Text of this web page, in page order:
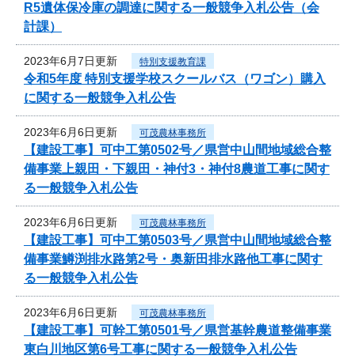
R5遺体保冷庫の調達に関する一般競争入札公告（会
計課）
2023年6月7日更新 特別支援教育課
令和5年度 特別支援学校スクールバス（ワゴン）購入
に関する一般競争入札公告
2023年6月6日更新 可茂農林事務所
【建設工事】可中工第0502号／県営中山間地域総合整
備事業上親田・下親田・神付3・神付8農道工事に関す
る一般競争入札公告
2023年6月6日更新 可茂農林事務所
【建設工事】可中工第0503号／県営中山間地域総合整
備事業鱒渕排水路第2号・奥新田排水路他工事に関す
る一般競争入札公告
2023年6月6日更新 可茂農林事務所
【建設工事】可幹工第0501号／県営基幹農道整備事業
東白川地区第6号工事に関する一般競争入札公告